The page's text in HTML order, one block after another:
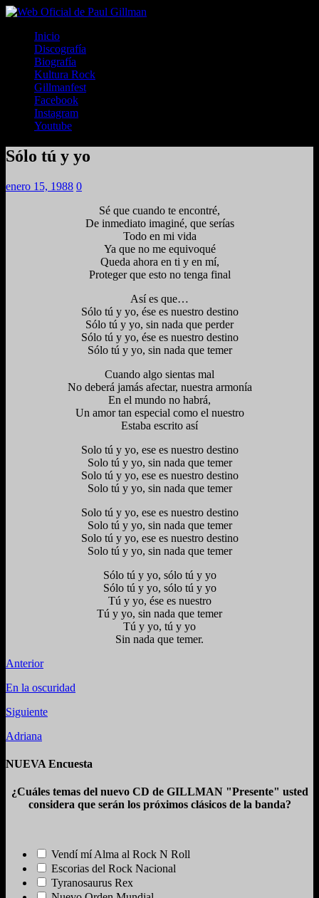
Inicio
Discografía
Biografía
Kultura Rock
Gillmanfest
Facebook
Instagram
Youtube
Sólo tú y yo
enero 15, 1988 0
Sé que cuando te encontré,
De inmediato imaginé, que serías
Todo en mi vida
Ya que no me equivoqué
Queda ahora en ti y en mí,
Proteger que esto no tenga final
Así es que…
Sólo tú y yo, ése es nuestro destino
Sólo tú y yo, sin nada que perder
Sólo tú y yo, ése es nuestro destino
Sólo tú y yo, sin nada que temer
Cuando algo sientas mal
No deberá jamás afectar, nuestra armonía
En el mundo no habrá,
Un amor tan especial como el nuestro
Estaba escrito así
Solo tú y yo, ese es nuestro destino
Solo tú y yo, sin nada que temer
Solo tú y yo, ese es nuestro destino
Solo tú y yo, sin nada que temer
Solo tú y yo, ese es nuestro destino
Solo tú y yo, sin nada que temer
Solo tú y yo, ese es nuestro destino
Solo tú y yo, sin nada que temer
Sólo tú y yo, sólo tú y yo
Sólo tú y yo, sólo tú y yo
Tú y yo, ése es nuestro
Tú y yo, sin nada que temer
Tú y yo, tú y yo
Sin nada que temer.
Anterior
En la oscuridad
Siguiente
Adriana
NUEVA Encuesta
¿Cuáles temas del nuevo CD de GILLMAN "Presente" usted
considera que serán los próximos clásicos de la banda?
Vendí mí Alma al Rock N Roll
Escorias del Rock Nacional
Tyranosaurus Rex